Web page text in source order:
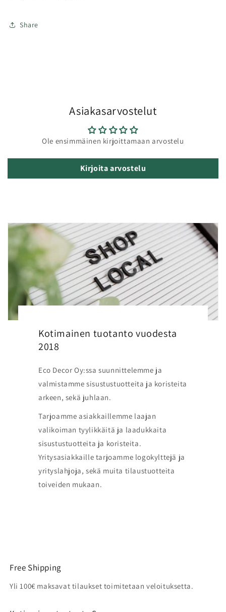
Share
Asiakasarvostelut
Ole ensimmäinen kirjoittamaan arvostelu
Kirjoita arvostelu
Kotimainen tuotanto vuodesta
2018
Eco Decor Oy:ssa suunnittelemme ja
valmistamme sisustustuotteita ja koristeita
arkeen, sekä juhlaan.
Tarjoamme asiakkaillemme laajan
valikoiman tyylikkäitä ja laadukkaita
sisustustuotteita ja koristeita.
Yritysasiakkaille tarjoamme logokylttejä ja
yrityslahjoja, sekä muita tilaustuotteita
toiveiden mukaan.
Free Shipping
Yli 100€ maksavat tilaukset toimitetaan veloituksetta.